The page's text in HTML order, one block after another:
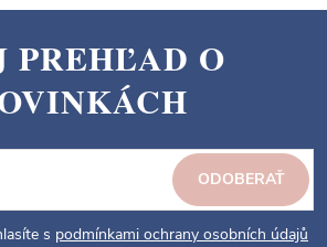
PREHĽAD O
s podmínkami ochrany osobních údajů
ODOBERAŤ